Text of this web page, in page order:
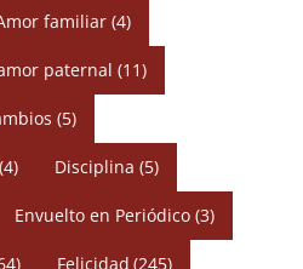
familiar (4)
paternal (11)
(5)
(4) Disciplina (5)
Envuelto en Periódico (3)
Felicidad (245)